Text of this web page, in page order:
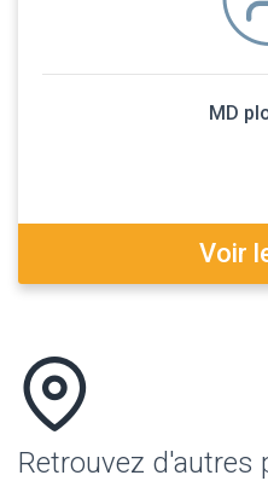
MD
Voir
Retrouvez d'autres